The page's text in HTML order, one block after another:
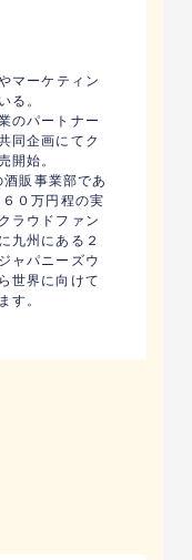
マーケティン
る。
のパートナー
同企画にてク
開始。
販事業部であ
０万円程の実
ラウドファン
九州にある２
ャパニーズウ
世界に向けて
す。